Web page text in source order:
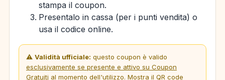
stampa il coupon.
Presentalo in cassa (per i punti vendita) o
usa il codice online.
⚠️ Validità ufficiale: questo coupon è valido
esclusivamente se presente e attivo su Coupon
Gratuiti al momento dell'utilizzo. Mostra il QR code